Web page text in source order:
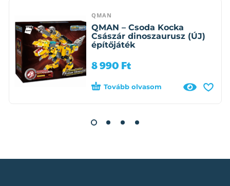
QMAN
QMAN – Csoda Kocka
Császár dinoszaurusz (ÚJ)
építőjáték
8 990 Ft
Tovább olvasom